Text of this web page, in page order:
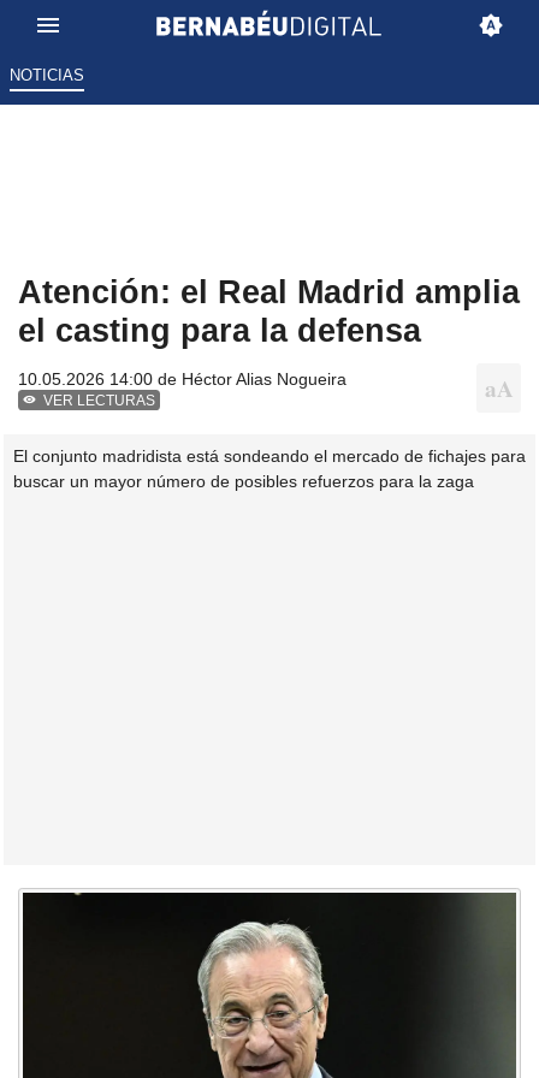
NOTICIAS
Atención: el Real Madrid amplia
el casting para la defensa
10.05.2026 14:00 de Héctor Alias Nogueira
VER LECTURAS
El conjunto madridista está sondeando el mercado de fichajes para
buscar un mayor número de posibles refuerzos para la zaga